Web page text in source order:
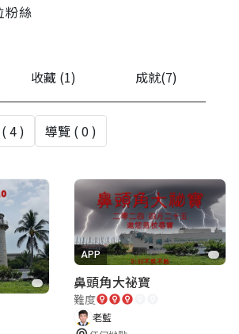
粉絲
收藏 (1) 成就(7)
4) 導覽 ( 0)
APP
鼻頭角大祕寶
難度
老藍